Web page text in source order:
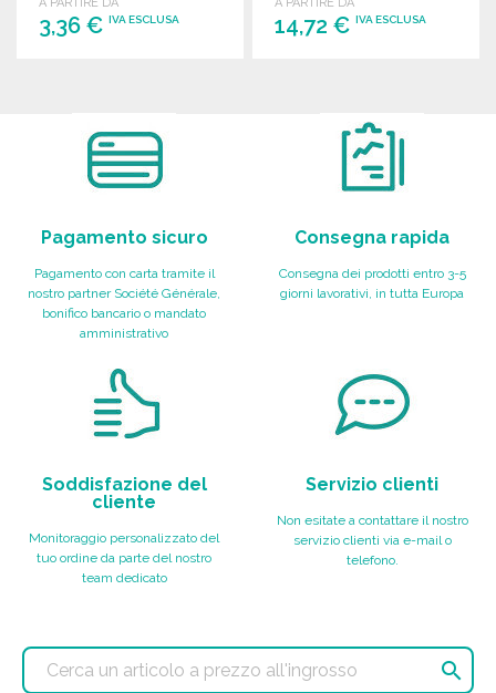
EN17353.
3,36 € IVA ESCLUSA 14,72 €IVA ESCLUSA
Pagamento sicuro
Pagamento con carta tramite il
nostro partner Société Générale,
bonifico bancario o mandato
amministrativo
Consegna rapida
Consegna dei prodotti entro 3-5
giorni lavorativi, in tutta Europa
Soddisfazione del
cliente
Monitoraggio personalizzato del
tuo ordine da parte del nostro
team dedicato
Servizio clienti
Non esitate a contattare il nostro
servizio clienti via e-mail o
telefono.
